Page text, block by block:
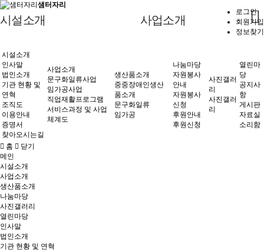
로그인
회원가입
정보찾기
샘터자리
시설소개
인사말
법인소개
기관 현황 및 연혁
조직도
이용안내
증명서
찾아오시는길
사업소개
임가공사업
직업재활프로그램
서비스과정 및 사업체계도
임가공
나눔마당
후원안내
후원신청
자료실
소리함
시설소개
인사말
법인소개
기관 현황 및
연혁
조직도
이용안내
증명서
찾아오시는길
사업소개
문구화일류사업
임가공사업
직업재활프로그램
서비스과정 및 사업
체계도
생산품소개
중중장애인생산
품소개
문구화일류
임가공
나눔마당
자원봉사
안내
자원봉사
신청
후원안내
후원신청
사진갤러
리
사진갤러
리
열린마
당
공지사
항
게시판
자료실
소리함
홈
닫기
메인
시설소개
사업소개
생산품소개
나눔마당
사진갤러리
열린마당
인사말
법인소개
기관 현황 및 연혁